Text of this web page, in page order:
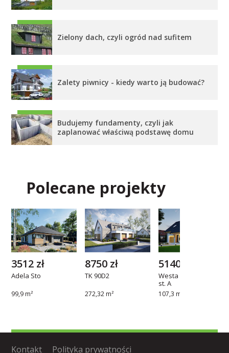
Zielony dach, czyli ogród nad sufitem
Zalety piwnicy - kiedy warto ją budować?
Budujemy fundamenty, czyli jak
zaplanować właściwą podstawę domu
Polecane projekty
Adela Sto
99,9 m²
3512 zł
TK 90D2
272,32 m²
8750 zł
Westa z garażem 1-
st. A
107,3 m²
5140 zł
Kontakt Polityka prywatności